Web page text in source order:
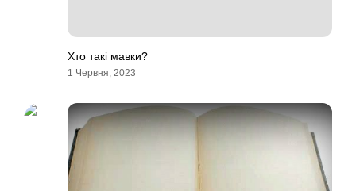
Хто такі мавки?
1 Червня, 2023